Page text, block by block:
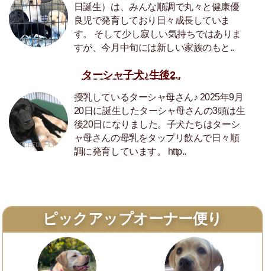
日誕生）は、みんな順調で丸々と健康優
良児で発育しており日々成長していま
す。 そして少し寂しい気持ちではありま
すが、今月中旬には新しい家族のもと..
ターシャ子犬♪生後2..
授乳しているターシャ母さん♪ 2025年9月
20日に誕生したターシャ母さんの3頭は生
後20日になりました。子犬たちはターシ
ャ母さんの母乳をタップリ飲んで日々順
調に発育しています。 http..
ピックアップオーナー便り